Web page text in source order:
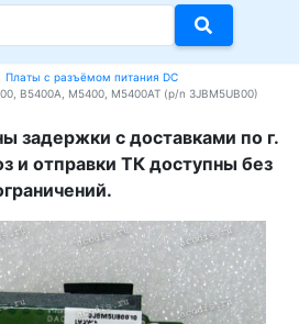
Платы с разъёмом питания DC
B5400A, M5400, M5400AT (p/n 3JBM5UB00)
задержки с доставками по г.
и отправки ТК доступны без